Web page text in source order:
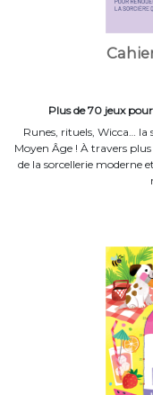
Plus de 70 jeux
Runes, rituels, Wicca… la
Moyen Âge ! À travers
de la sorcellerie moderne